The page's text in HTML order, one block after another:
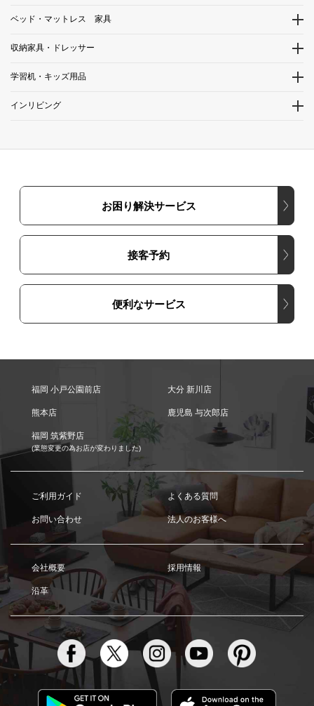
ベッド・マットレス 家具
収納家具・ドレッサー
学習机・キッズ用品
インリビング
お困り解決サービス
接客予約
便利なサービス
福岡 小戸公園前店 大分 新川店
熊本店 鹿児島 与次郎店
福岡 筑紫野店
(業態変更の為お店が変わりました)
ご利用ガイド よくある質問
お問い合わせ 法人のお客様へ
会社概要 採用情報
沿革